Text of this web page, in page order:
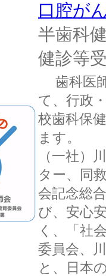
口腔が
半歯科
健診等
歯科医
て、行政
校歯科保
ます。
（一社）
ター、同
会記念総
び、安心
く、「社
委員会、
と、日本